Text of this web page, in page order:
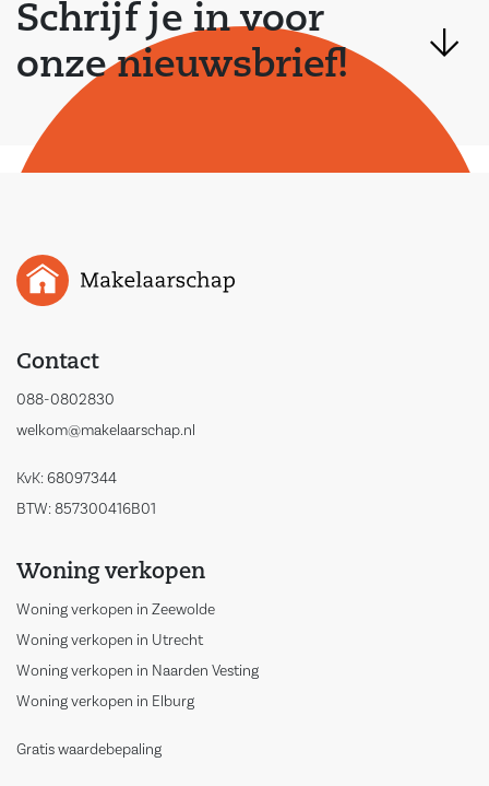
Schrijf je in voor
onze nieuwsbrief!
Contact
088-0802830
welkom@makelaarschap.nl
KvK: 68097344
BTW: 857300416B01
Woning verkopen
Woning verkopen in Zeewolde
Woning verkopen in Utrecht
Woning verkopen in Naarden Vesting
Woning verkopen in Elburg
Gratis waardebepaling